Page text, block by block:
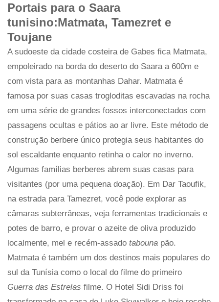
Portais para o Saara
tunisino:Matmata, Tamezret e
Toujane
A sudoeste da cidade costeira de Gabes fica Matmata,
empoleirado na borda do deserto do Saara a 600m e
com vista para as montanhas Dahar. Matmata é
famosa por suas casas trogloditas escavadas na rocha
em uma série de grandes fossos interconectados com
passagens ocultas e pátios ao ar livre. Este método de
construção berbere único protegia seus habitantes do
sol escaldante enquanto retinha o calor no inverno.
Algumas famílias berberes abrem suas casas para
visitantes (por uma pequena doação). Em Dar Taoufik,
na estrada para Tamezret, você pode explorar as
câmaras subterrâneas, veja ferramentas tradicionais e
potes de barro, e provar o azeite de oliva produzido
localmente, mel e recém-assado tabouna pão.
Matmata é também um dos destinos mais populares do
sul da Tunísia como o local do filme do primeiro
Guerra das Estrelas filme. O Hotel Sidi Driss foi